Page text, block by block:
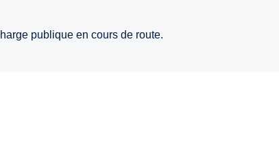
publique en cours de route.